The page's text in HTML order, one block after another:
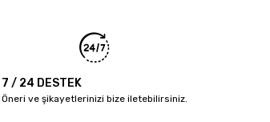
7 / 24 DESTEK
Öneri ve şikayetlerinizi bize iletebilirsiniz.